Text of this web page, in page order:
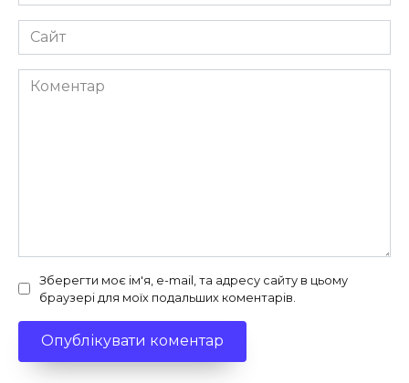
Сайт
Коментар
Зберегти моє ім'я, e-mail, та адресу сайту в цьому
браузері для моїх подальших коментарів.